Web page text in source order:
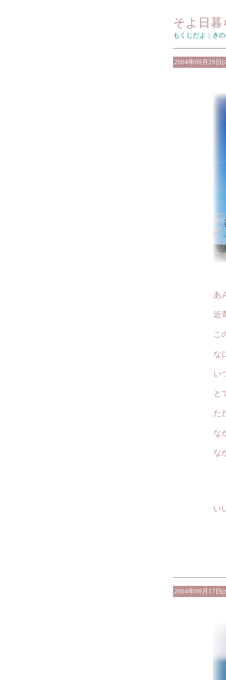
そよ日
もくじだよ き
2004年09月29日(
あんなに
近寄りが
このご
なにか
いつみ
とても
ただた
なかよ
なかよ
いいな
2004年09月17日(